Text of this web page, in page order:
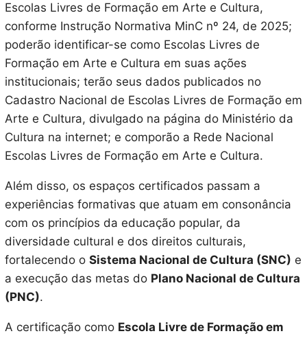
Escolas Livres de Formação em Arte e Cultura,
conforme Instrução Normativa MinC nº 24, de 2025;
poderão identificar-se como Escolas Livres de
Formação em Arte e Cultura em suas ações
institucionais; terão seus dados publicados no
Cadastro Nacional de Escolas Livres de Formação em
Arte e Cultura, divulgado na página do Ministério da
Cultura na internet; e comporão a Rede Nacional
Escolas Livres de Formação em Arte e Cultura.
Além disso, os espaços certificados passam a
experiências formativas que atuam em consonância
com os princípios da educação popular, da
diversidade cultural e dos direitos culturais,
fortalecendo o Sistema Nacional de Cultura (SNC) e
a execução das metas do Plano Nacional de Cultura
(PNC).
A certificação como Escola Livre de Formação em